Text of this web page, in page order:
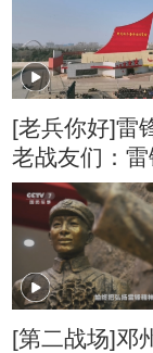
[老兵你好]雷
老战友们：雷
个怎样的人
[第二战场]邓